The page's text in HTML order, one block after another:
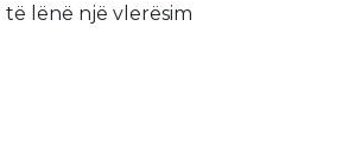
të lënë një vlerësim